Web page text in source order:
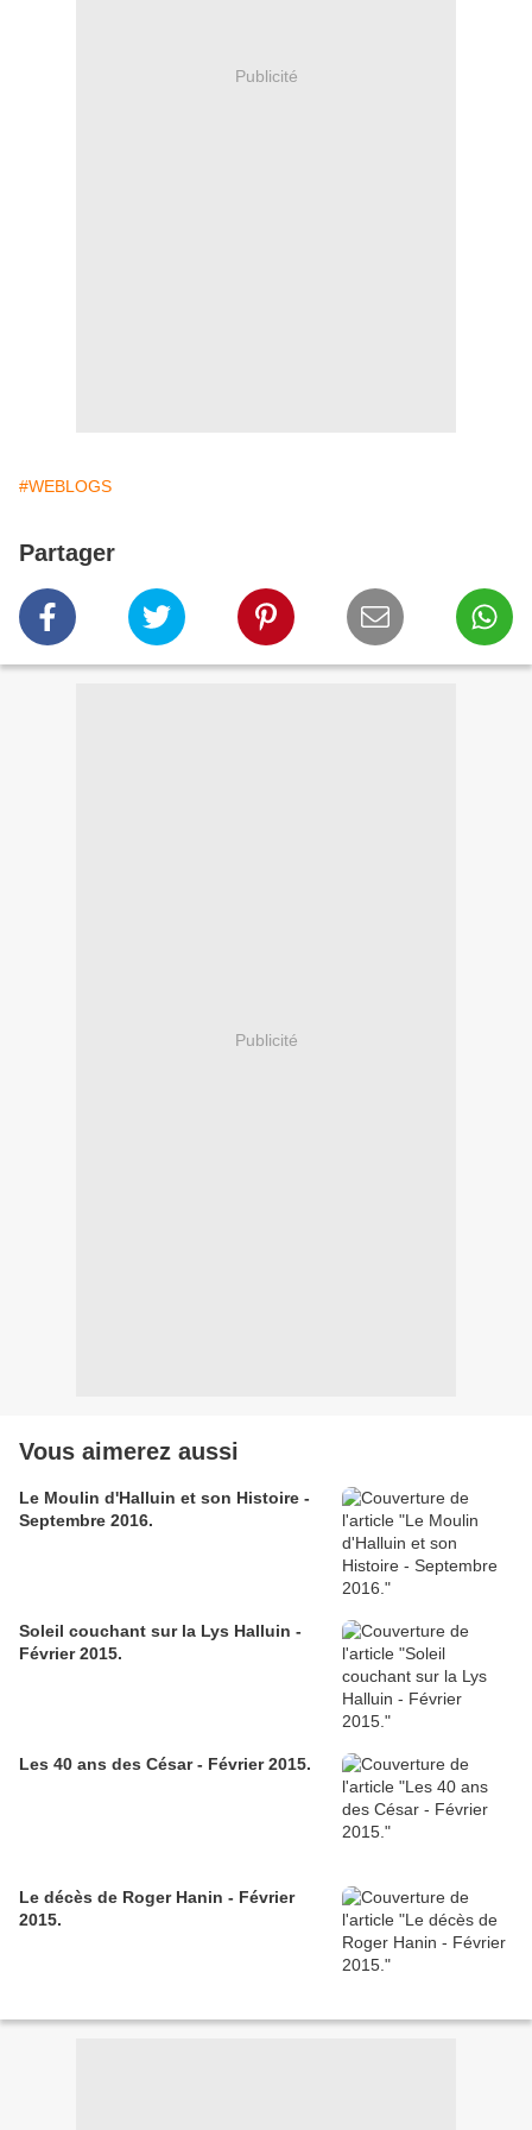
Publicité
#WEBLOGS
Partager
Publicité
Vous aimerez aussi
Le Moulin d'Halluin et son Histoire -
Septembre 2016.
Soleil couchant sur la Lys Halluin -
Février 2015.
Les 40 ans des César - Février 2015.
Le décès de Roger Hanin - Février
2015.